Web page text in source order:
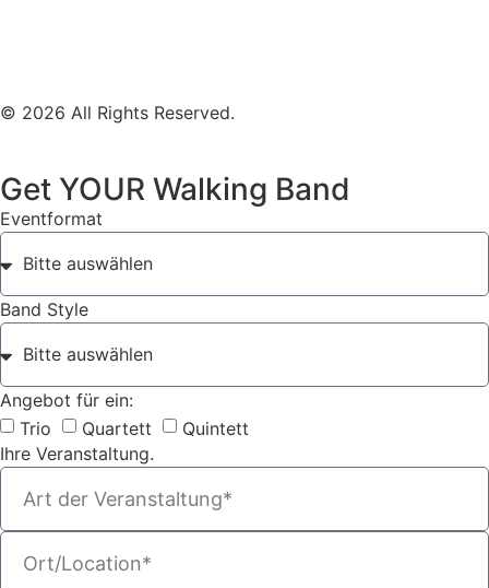
© 2026 All Rights Reserved.
Get YOUR Walking Band
Eventformat
Band Style
Angebot für ein:
Trio
Quartett
Quintett
Ihre Veranstaltung.